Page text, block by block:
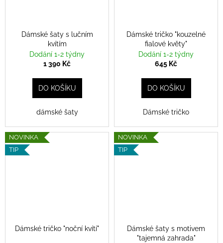
Dámské šaty s lučním
kvítím
Dodání 1-2 týdny
1 390 Kč
DO KOŠÍKU
dámské šaty
Dámské tričko "kouzelné
fialové květy"
Dodání 1-2 týdny
645 Kč
DO KOŠÍKU
Dámské tričko
NOVINKA
TIP
Dámské tričko "noční kvítí"
NOVINKA
TIP
Dámské šaty s motivem
"tajemná zahrada"
HLEDAT
D